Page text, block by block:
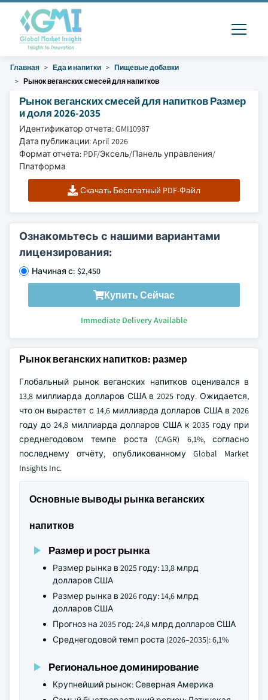
Главная Еда и напитки
Пищевые добавки
Рынок веганских смесей для напитков
Рынок веганских смесей для напитков Размер
и доля 2026-2035
Идентификатор отчета: GMI10987
Дата публикации: April 2026
Формат отчета: PDF/Эксель/Панель управления/
Платформа
Скачать Бесплатный PDF-Файл
Ознакомьтесь с нашими вариантами
лицензирования:
Начиная с: $2,450
Купить Сейчас
Immediate Delivery Available
Рынок веганских напитков: размер
Глобальный рынок веганских напитков оценивался в
13,8 миллиарда долларов США в 2025 году. Ожидается,
что он вырастет с 14,6 миллиарда долларов США в 2026
году до 24,8 миллиарда долларов США к 2035 году при
среднегодовом темпе роста (CAGR) 6,1%, согласно
последнему отчёту, опубликованному Global Market
Insights Inc.
Основные выводы рынка веганских
напитков
Размер и рост рынка
Размер рынка в 2025 году: 13,8 млрд
долларов США
Размер рынка в 2026 году: 14,6 млрд
долларов США
Прогноз на 2035 год: 24,8 млрд долларов США
Среднегодовой темп роста (2026–2035): 6,1%
Региональное доминирование
Крупнейший рынок: Северная Америка